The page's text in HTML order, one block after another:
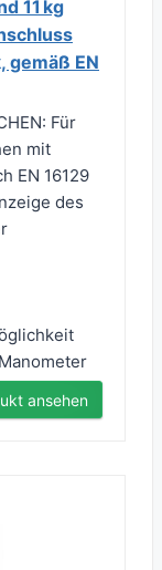
11 kg
gemäß EN
Für
mit
EN 16129
des
ansehen